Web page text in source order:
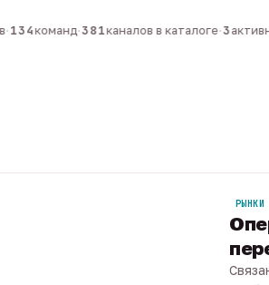
команд·381каналов в каталоге·3
РЫНКИ